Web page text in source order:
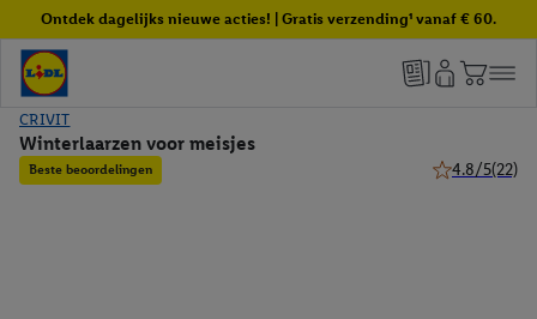
Ontdek dagelijks nieuwe acties! | Gratis verzending¹ vanaf € 60.
CRIVIT
Winterlaarzen voor meisjes
Beste beoordelingen 4.8/5(22)